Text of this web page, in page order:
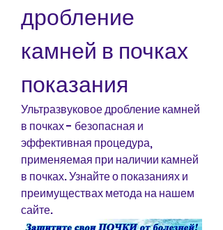
дробление
камней в почках
показания
Ультразвуковое дробление камней
в почках - безопасная и
эффективная процедура,
применяемая при наличии камней
в почках. Узнайте о показаниях и
преимуществах метода на нашем
сайте.